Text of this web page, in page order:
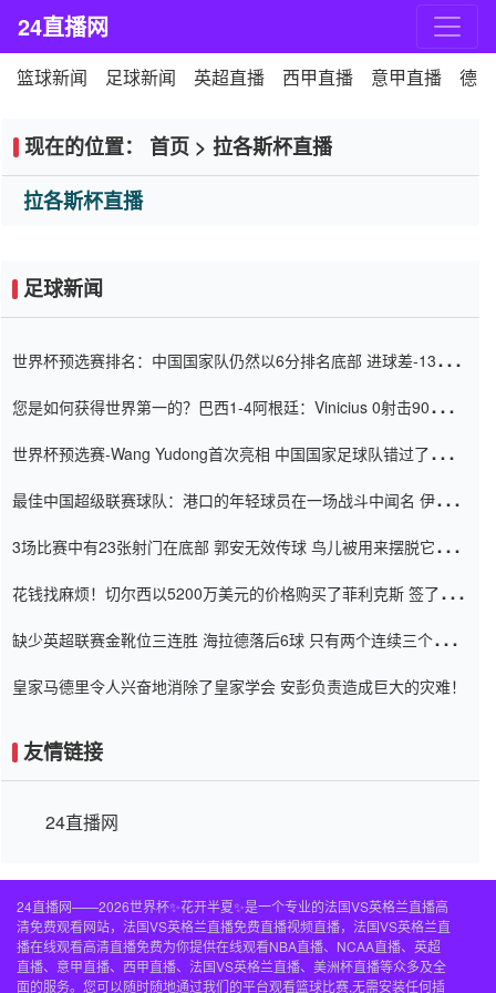
24直播网
篮球新闻 足球新闻 英超直播 西甲直播 意甲直播 德
现在的位置： 首页 > 拉各斯杯直播
拉各斯杯直播
足球新闻
世界杯预选赛排名：中国国家队仍然以6分排名底部 进球差-13令人
您是如何获得世界第一的？巴西1-4阿根廷：Vinicius 0射击90分钟
世界杯预选赛-Wang Yudong首次亮相 中国国家足球队错过了世界
最佳中国超级联赛球队：港口的年轻球员在一场战斗中闻名 伊万放
3场比赛中有23张射门在底部 郭安无效传球 鸟儿被用来摆脱它
花钱找麻烦！切尔西以5200万美元的价格购买了菲利克斯 签了7年
缺少英超联赛金靴位三连胜 海拉德落后6球 只有两个连续三个连续
皇家马德里令人兴奋地消除了皇家学会 安彭负责造成巨大的灾难！
友情链接
24直播网
24直播网——2026世界杯✨花开半夏✨是一个专业的法国VS英格兰直播高
清免费观看网站，法国VS英格兰直播免费直播视频直播，法国VS英格兰直
播在线观看高清直播免费为你提供在线观看NBA直播、NCAA直播、英超
直播、意甲直播、西甲直播、法国VS英格兰直播、美洲杯直播等众多及全
面的服务。您可以随时随地通过我们的平台观看篮球比赛,无需安装任何插